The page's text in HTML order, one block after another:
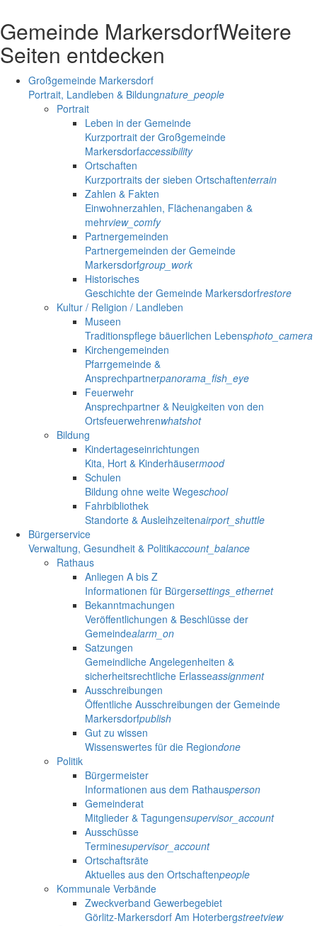
Gemeinde MarkersdorfWeitere
Seiten entdecken
Großgemeinde Markersdorf
Portrait, Landleben & Bildungnature_people
Portrait
Leben in der Gemeinde
Kurzportrait der Großgemeinde
Markersdorfaccessibility
Ortschaften
Kurzportraits der sieben Ortschaftenterrain
Zahlen & Fakten
Einwohnerzahlen, Flächenangaben &
mehrview_comfy
Partnergemeinden
Partnergemeinden der Gemeinde
Markersdorfgroup_work
Historisches
Geschichte der Gemeinde Markersdorfrestore
Kultur / Religion / Landleben
Museen
Traditionspflege bäuerlichen Lebensphoto_camera
Kirchengemeinden
Pfarrgemeinde &
Ansprechpartnerpanorama_fish_eye
Feuerwehr
Ansprechpartner & Neuigkeiten von den
Ortsfeuerwehrenwhatshot
Bildung
Kindertageseinrichtungen
Kita, Hort & Kinderhäusermood
Schulen
Bildung ohne weite Wegeschool
Fahrbibliothek
Standorte & Ausleihzeitenairport_shuttle
Bürgerservice
Verwaltung, Gesundheit & Politikaccount_balance
Rathaus
Anliegen A bis Z
Informationen für Bürgersettings_ethernet
Bekanntmachungen
Veröffentlichungen & Beschlüsse der
Gemeindealarm_on
Satzungen
Gemeindliche Angelegenheiten &
sicherheitsrechtliche Erlasseassignment
Ausschreibungen
Öffentliche Ausschreibungen der Gemeinde
Markersdorfpublish
Gut zu wissen
Wissenswertes für die Regiondone
Politik
Bürgermeister
Informationen aus dem Rathausperson
Gemeinderat
Mitglieder & Tagungensupervisor_account
Ausschüsse
Terminesupervisor_account
Ortschaftsräte
Aktuelles aus den Ortschaftenpeople
Kommunale Verbände
Zweckverband Gewerbegebiet
Görlitz-Markersdorf Am Hoterbergstreetview